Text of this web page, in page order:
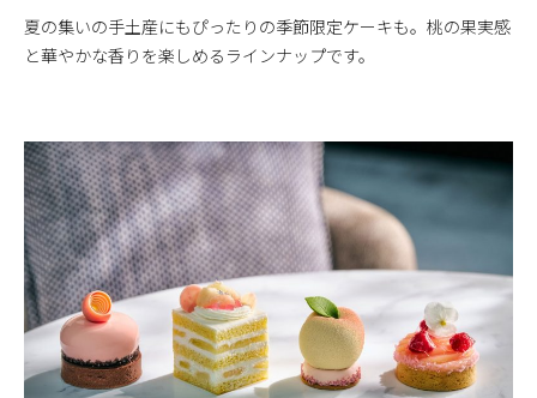
夏の集いの手土産にもぴったりの季節限定ケーキも。桃の果実感
と華やかな香りを楽しめるラインナップです。